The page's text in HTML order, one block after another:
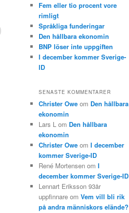
Fem eller tio procent vore
rimligt
Språkliga funderingar
Den hållbara ekonomin
BNP löser inte uppgiften
I december kommer Sverige-
ID
SENASTE KOMMENTARER
Christer Owe om Den hållbara
ekonomin
Lars L om Den hållbara
ekonomin
Christer Owe om I december
kommer Sverige-ID
René Mortensen om I
december kommer Sverige-ID
Lennart Eriksson 93år
uppfinnare om Vem vill bli rik
på andra människors elände?